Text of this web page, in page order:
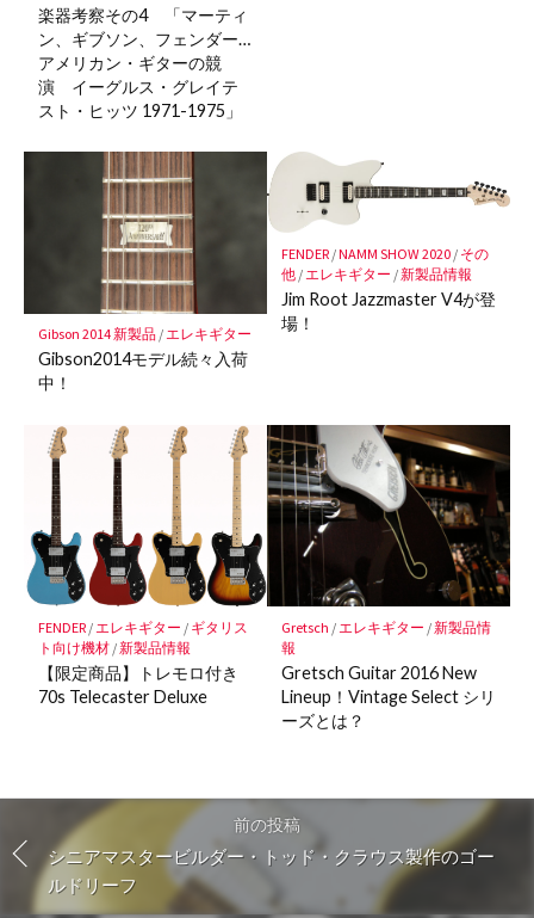
楽器考察その4 「マーティ
ン、ギブソン、フェンダー…
アメリカン・ギターの競
演 イーグルス・グレイテ
スト・ヒッツ 1971-1975」
Gibson 2014 新製品/エレキギター
Gibson2014モデル続々入荷
中！
FENDER/NAMM SHOW 2020/ その
他/ エレキギター /新製品情報
Jim Root Jazzmaster V4が登
場！
FENDER/ エレキギター / ギタリス
ト向け機材/新製品情報
【限定商品】トレモロ付き
70s Telecaster Deluxe
Gretsch / エレキギター /新製品情
報
Gretsch Guitar 2016 New
Lineup！Vintage Select シリ
ーズとは？
前の投稿
シニアマスタービルダー・トッド・クラウス製作のゴー
ルドリーフ